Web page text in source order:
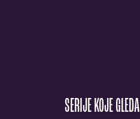
SERIJE KOJE